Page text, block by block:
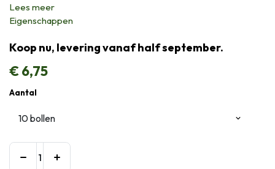
Lees meer
Eigenschappen
Koop nu, levering vanaf half september.
€6,75
Aantal